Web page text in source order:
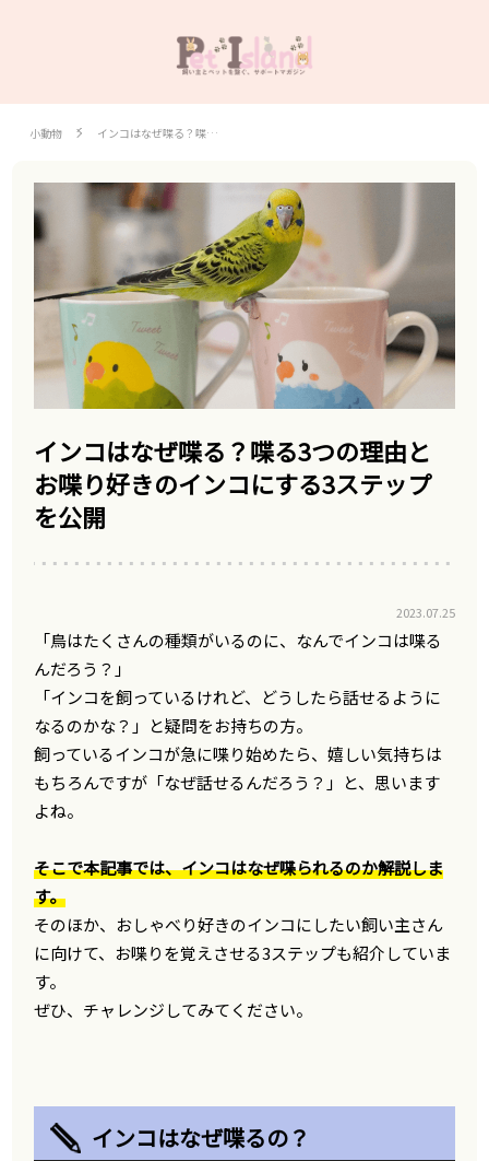
小動物 インコはなぜ喋る？喋…
インコはなぜ喋る？喋る3つの理由と
お喋り好きのインコにする3ステップ
を公開
2023.07.25
「鳥はたくさんの種類がいるのに、なんでインコは喋る
んだろう？」
「インコを飼っているけれど、どうしたら話せるように
なるのかな？」と疑問をお持ちの方。
飼っているインコが急に喋り始めたら、嬉しい気持ちは
もちろんですが「なぜ話せるんだろう？」と、思います
よね。
そこで本記事では、インコはなぜ喋られるのか解説しま
す。
そのほか、おしゃべり好きのインコにしたい飼い主さん
に向けて、お喋りを覚えさせる3ステップも紹介していま
す。
ぜひ、チャレンジしてみてください。
インコはなぜ喋るの？